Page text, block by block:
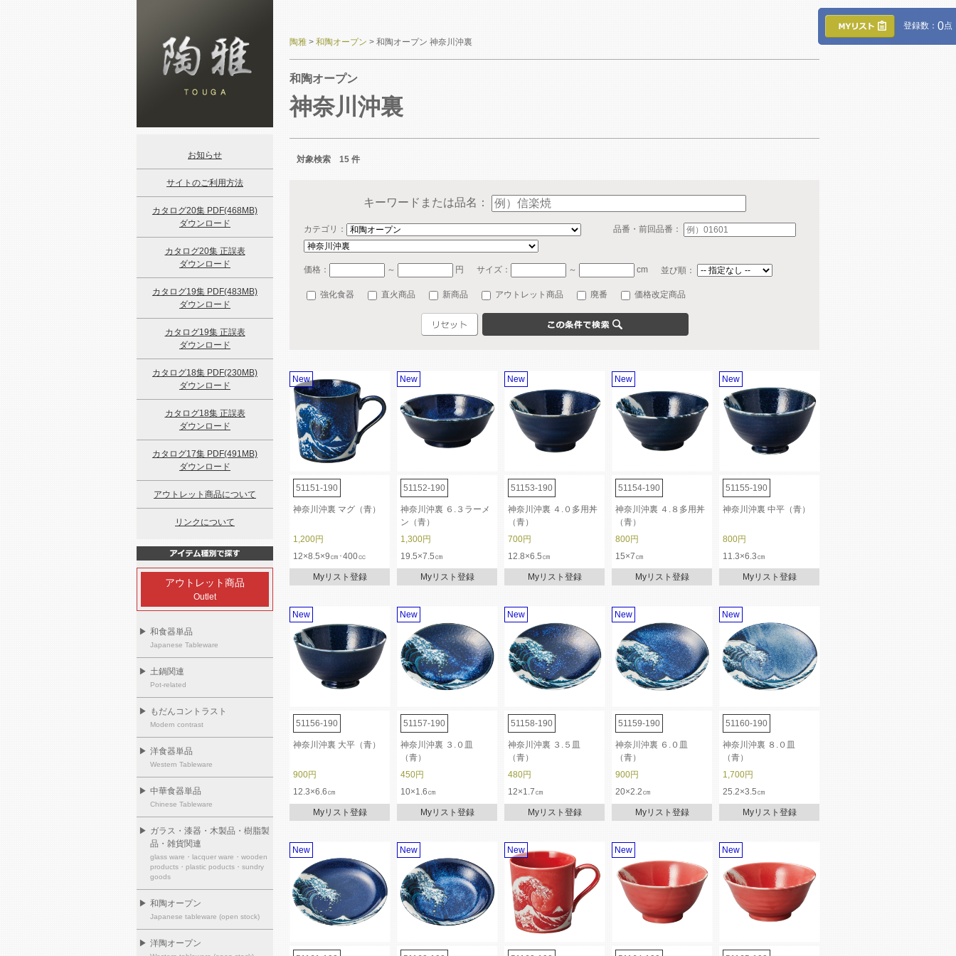
登録数： 0点
お知らせ
サイトのご利用方法
カタログ20集 PDF(468MB)
ダウンロード
カタログ20集 正誤表
ダウンロード
カタログ19集 PDF(483MB)
ダウンロード
カタログ19集 正誤表
ダウンロード
カタログ18集 PDF(230MB)
ダウンロード
カタログ18集 正誤表
ダウンロード
カタログ17集 PDF(491MB)
ダウンロード
アウトレット商品について
リンクについて
アウトレット商品
Outlet
▶ 和食器単品
Japanese Tableware
▶ 土鍋関連
Pot-related
▶ もだんコントラスト
Modern contrast
▶ 洋食器単品
Western Tableware
▶ 中華食器単品
Chinese Tableware
▶ ガラス・漆器・木製品・樹脂製
品・雑貨関連
glass ware・lacquer ware・wooden
products・plastic poducts・sundry
goods
▶ 和陶オープン
Japanese tableware (open stock)
▶ 洋陶オープン
陶雅 > 和陶オープン > 和陶オープン 神奈川沖裏
和陶オープン
神奈川沖裏
対象検索 15 件
キーワードまたは品名：
カテゴリ： 品番・前回品番：
価格： ～ 円 サイズ： ～ cm 並び順：
強化食器 直火商品 新商品 アウトレット商品 廃番 価格改定商品
New New New New New
51151-190 51152-190 51153-190 51154-190 51155-190
神奈川沖裏 マグ（青）
神奈川沖裏 ６.３ラーメ
ン（青）
神奈川沖裏 ４.０多用丼
（青）
神奈川沖裏 ４.８多用丼
（青）
神奈川沖裏 中平（青）
1,200円 1,300円 700円 800円
800円
12×8.5×9㎝･400㏄
19.5×7.5㎝ 12.8×6.5㎝ 15×7㎝ 11.3×6.3㎝
Myリスト登録 Myリスト登録 Myリスト登録 Myリスト登録 Myリスト登録
New New New New New
51156-190 51157-190 51158-190 51159-190 51160-190
神奈川沖裏 大平（青）
神奈川沖裏 ３.０皿
（青）
神奈川沖裏 ３.５皿
（青）
神奈川沖裏 ６.０皿
（青）
神奈川沖裏 ８.０皿
（青）
900円
450円 480円 900円
1,700円
12.3×6.6㎝
10×1.6㎝ 12×1.7㎝ 20×2.2㎝ 25.2×3.5㎝
Myリスト登録 Myリスト登録 Myリスト登録 Myリスト登録 Myリスト登録
New New New New New